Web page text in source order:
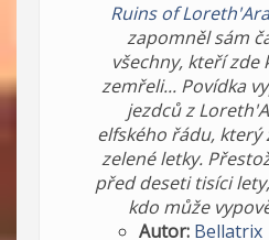
Ruins of
zapomněl sám
všechny, kteří zde
zemřeli... Povídka
jezdců z
elfského řádu,
zelené letky.
před deseti tisíci
kdo může
Autor: Bellatrix